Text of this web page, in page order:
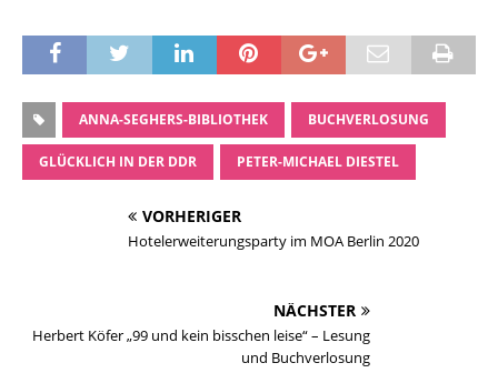
ANNA-SEGHERS-BIBLIOTHEK BUCHVERLOSUNG
GLÜCKLICH IN DER DDR PETER-MICHAEL DIESTEL
VORHERIGER
Hotelerweiterungsparty im MOA Berlin 2020
NÄCHSTER
Herbert Köfer „99 und kein bisschen leise“ – Lesung
und Buchverlosung